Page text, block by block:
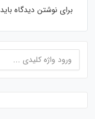
برای نوشتن دیدگاه باید
برای: